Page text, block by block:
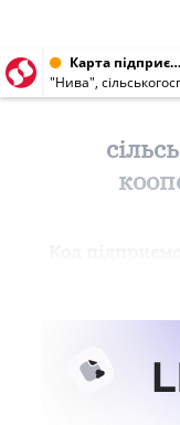
Карта підприємства від 09.12.1999 № 20139591
"Нива",